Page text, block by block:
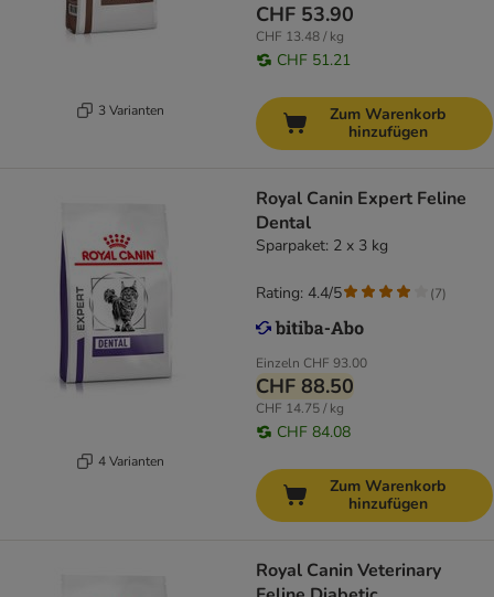
3 Varianten
CHF 53.90
CHF 13.48 / kg
CHF 51.21
Zum Warenkorb
hinzufügen
4 Varianten
Royal Canin Expert Feline
Dental
Sparpaket: 2 x 3 kg
Einzeln CHF 93.00
CHF 88.50
CHF 14.75 / kg
CHF 84.08
Rating: 4.4/5 (7)
Zum Warenkorb
hinzufügen
Royal Canin Veterinary